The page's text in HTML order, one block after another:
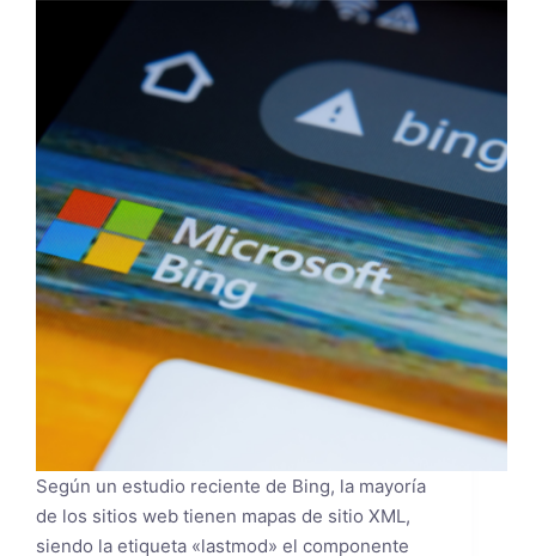
Según un estudio reciente de Bing, la mayoría
de los sitios web tienen mapas de sitio XML,
siendo la etiqueta «lastmod» el componente